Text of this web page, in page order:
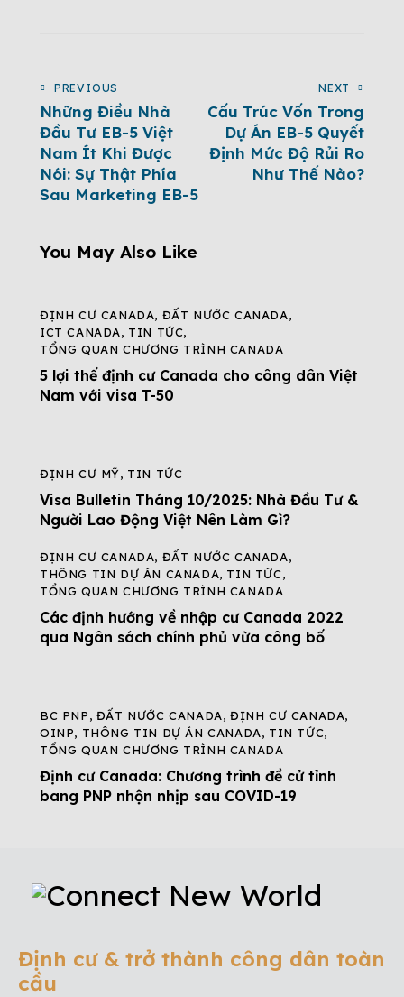
PREVIOUS
Những Điều Nhà
Đầu Tư EB-5 Việt
Nam Ít Khi Được
Nói: Sự Thật Phía
Sau Marketing EB-5
NEXT
Cấu Trúc Vốn Trong
Dự Án EB-5 Quyết
Định Mức Độ Rủi Ro
Như Thế Nào?
You May Also Like
ĐỊNH CƯ CANADA, ĐẤT NƯỚC CANADA,
ICT CANADA, TIN TỨC,
TỔNG QUAN CHƯƠNG TRÌNH CANADA
5 lợi thế định cư Canada cho công dân Việt
Nam với visa T-50
ĐỊNH CƯ MỸ, TIN TỨC
Visa Bulletin Tháng 10/2025: Nhà Đầu Tư &
Người Lao Động Việt Nên Làm Gì?
ĐỊNH CƯ CANADA, ĐẤT NƯỚC CANADA,
THÔNG TIN DỰ ÁN CANADA, TIN TỨC,
TỔNG QUAN CHƯƠNG TRÌNH CANADA
Các định hướng về nhập cư Canada 2022
qua Ngân sách chính phủ vừa công bố
BC PNP, ĐẤT NƯỚC CANADA,ĐỊNH CƯ CANADA,
OINP, THÔNG TIN DỰ ÁN CANADA, TIN TỨC,
TỔNG QUAN CHƯƠNG TRÌNH CANADA
Định cư Canada: Chương trình đề cử tỉnh
bang PNP nhộn nhịp sau COVID-19
Định cư & trở thành công dân toàn
cầu